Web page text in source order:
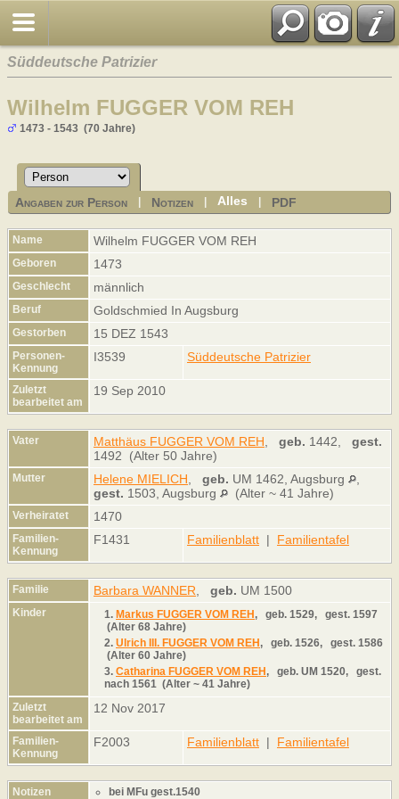
Süddeutsche Patrizier
Wilhelm FUGGER VOM REH
1473 - 1543 (70 Jahre)
Angaben zur Person Notizen |Alles PDF
Name Wilhelm FUGGER VOM REH
Geboren 1473
Geschlecht männlich
Beruf Goldschmied In Augsburg
Gestorben 15 DEZ 1543
Personen-
Kennung
I3539 Süddeutsche Patrizier
Zuletzt
bearbeitet am
19 Sep 2010
Vater Matthäus FUGGER VOM REH geb. 1442, gest.
1492 (Alter 50 Jahre)
Mutter Helene MIELICH geb. UM 1462, Augsburg
gest. 1503, Augsburg (Alter ~ 41 Jahre)
Verheiratet 1470
Familien-
Kennung
F1431 Familienblatt | Familientafel
Familie Barbara WANNER geb. UM 1500
Kinder 1. Markus FUGGER VOM REH, geb. 1529, gest. 1597
(Alter 68 Jahre)
2. Ulrich III. FUGGER VOM REH, geb. 1526, gest. 1586
(Alter 60 Jahre)
3. Catharina FUGGER VOM REH, geb. UM 1520, gest.
nach 1561 (Alter ~ 41 Jahre)
Zuletzt
bearbeitet am
12 Nov 2017
Familien-
Kennung
F2003 Familienblatt | Familientafel
Notizen bei MFu gest.1540